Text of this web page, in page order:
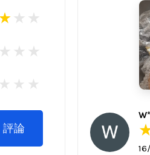
評論